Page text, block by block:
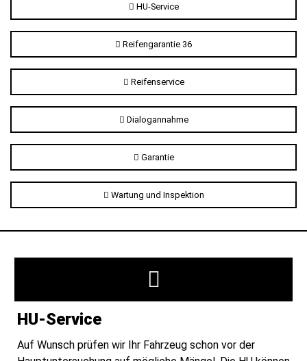
HU-Service
Reifengarantie 36
Reifenservice
Dialogannahme
Garantie
Wartung und Inspektion
HU-Service
Auf Wunsch prüfen wir Ihr Fahrzeug schon vor der